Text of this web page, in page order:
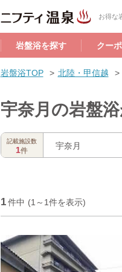
お得な
岩盤浴を探す クー
岩盤浴TOP 北陸・甲信越
宇奈月の岩盤
記載施設数
1件 宇奈月
1件中 (1～1件を表示)